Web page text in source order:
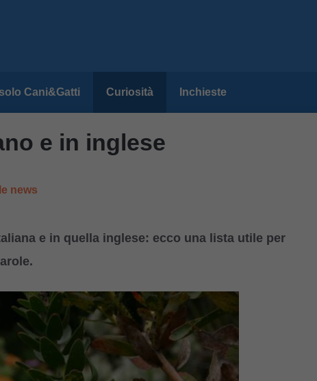
Cani&Gatti Curiosità Inchieste
e in inglese
news
e in quella inglese: ecco una lista utile per